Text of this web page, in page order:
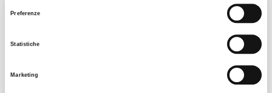
Preferenze
Statistiche
Marketing